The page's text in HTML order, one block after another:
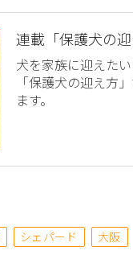
連載「保護犬の迎
犬を家族に迎えた
「保護犬の迎え方
ます。
シェパード 大阪